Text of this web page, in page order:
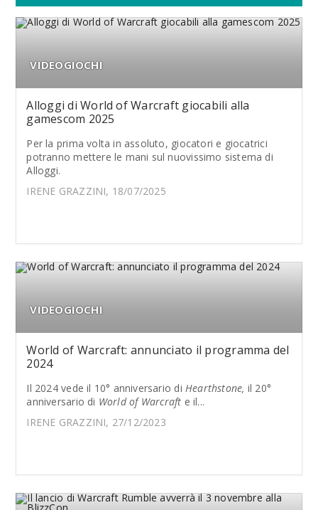
VIDEOGIOCHI
Alloggi di World of Warcraft giocabili alla
gamescom 2025
Per la prima volta in assoluto, giocatori e giocatrici
potranno mettere le mani sul nuovissimo sistema di
Alloggi.
IRENE GRAZZINI, 18/07/2025
VIDEOGIOCHI
World of Warcraft: annunciato il programma del
2024
Il 2024 vede il 10° anniversario di Hearthstone, il 20°
anniversario di World of Warcraft e il...
IRENE GRAZZINI, 27/12/2023